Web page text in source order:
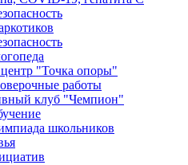
"Точка опоры"
работы
клуб "Чемпион"
школьников